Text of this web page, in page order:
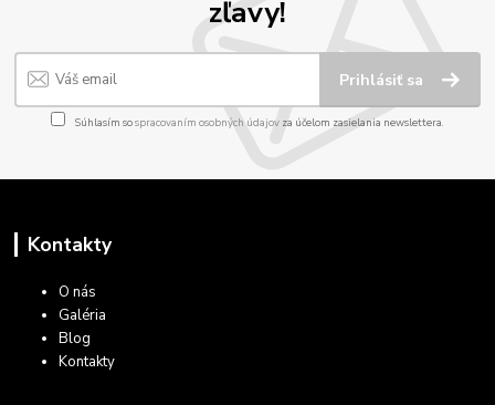
zľavy!
Prihlásiť sa
Súhlasím sospracovaním osobných údajov za účelom zasielania newslettera.
Kontakty
O nás
Galéria
Blog
Kontakty